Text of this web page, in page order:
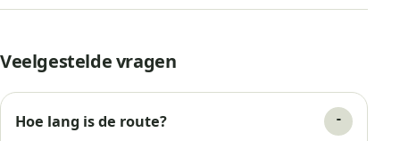
Veelgestelde vragen
Hoe lang is de route?